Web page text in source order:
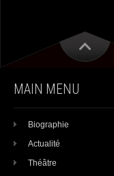
MAIN MENU
Biographie
Actualité
Théâtre